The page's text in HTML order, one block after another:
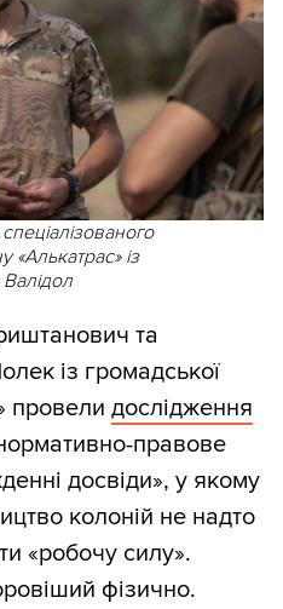
«Алькатрас» із
та
із громадської
провели дослідження
правове
досвіди», у якому
колоній не надто
«робочу силу».
фізично.